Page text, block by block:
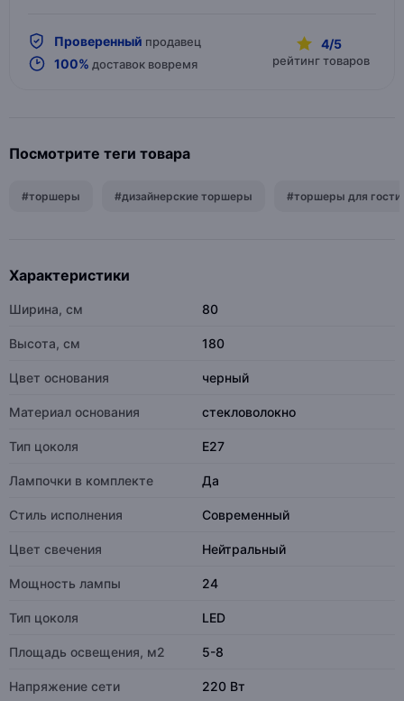
Проверенный продавец
100% доставок вовремя
4/5
рейтинг товаров
Посмотрите теги товара
#торшеры #дизайнерские торшеры #торшеры для
Характеристики
Ширина, см 80
Высота, см 180
Цвет основания черный
Материал основания стекловолокно
Тип цоколя E27
Лампочки в комплекте Да
Стиль исполнения Современный
Цвет свечения Нейтральный
Мощность лампы 24
Тип цоколя LED
Площадь освещения, м2 5-8
Напряжение сети 220 Вт